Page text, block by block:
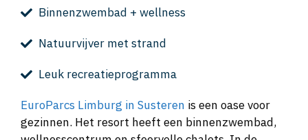
Binnenzwembad + wellness
Natuurvijver met strand
Leuk recreatieprogramma
EuroParcs Limburg in Susteren is een oase voor
gezinnen. Het resort heeft een binnenzwembad,